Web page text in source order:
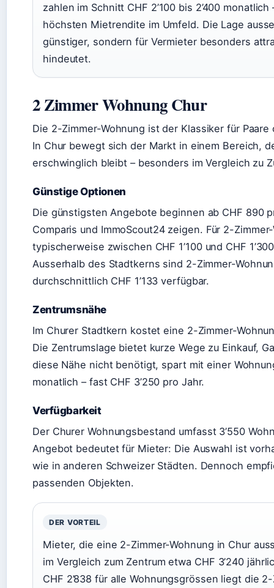
zahlen im Schnitt CHF 2’100 bis 2’400
höchsten Mietrendite im Umfeld. Die Lage
günstiger, sondern für Vermieter besonders
hindeutet.
2 Zimmer Wohnung Chur
Die 2-Zimmer-Wohnung ist der Klassiker für
In Chur bewegt sich der Markt in einem Bereich,
erschwinglich bleibt – besonders im Vergleich zu
Günstige Optionen
Die günstigsten Angebote beginnen ab CHF 890
Comparis und ImmoScout24 zeigen. Für 2-
typischerweise zwischen CHF 1’100 und CHF
Ausserhalb des Stadtkerns sind 2-Zimmer-
durchschnittlich CHF 1’133 verfügbar.
Zentrumsnähe
Im Churer Stadtkern kostet eine 2-Zimmer-
Die Zentrumslage bietet kurze Wege zu Einkauf,
diese Nähe nicht benötigt, spart mit einer
monatlich – fast CHF 3’250 pro Jahr.
Verfügbarkeit
Der Churer Wohnungsbestand umfasst 3’550
Angebot bedeutet für Mieter: Die Auswahl ist
wie in anderen Schweizer Städten. Dennoch
passenden Objekten.
DER VORTEIL
Mieter, die eine 2-Zimmer-Wohnung in Chur
im Vergleich zum Zentrum etwa CHF 3’240
CHF 2’838 für alle Wohnungsgrössen liegt die